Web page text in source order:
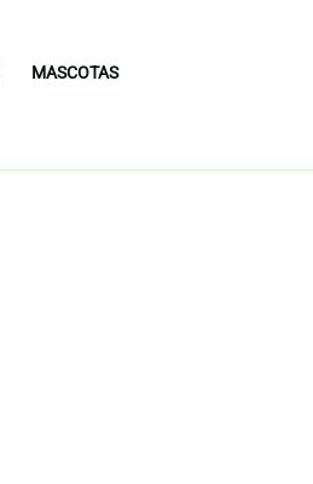
MASCOTAS